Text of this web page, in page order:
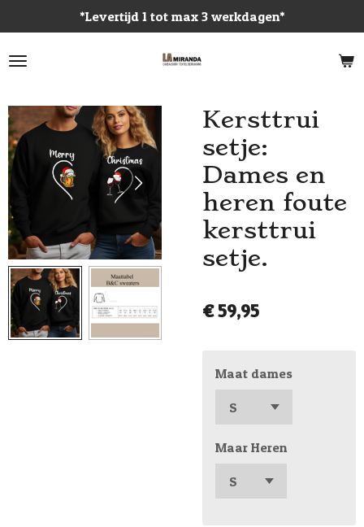
direct
naar
*Levertijd 1 tot max 3 werkdagen*
Kersttrui
setje:
Dames en
heren foute
kersttrui
setje.
€ 59,95
Maat dames
Maar Heren